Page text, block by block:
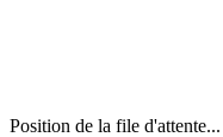
Position de la file d'attente...